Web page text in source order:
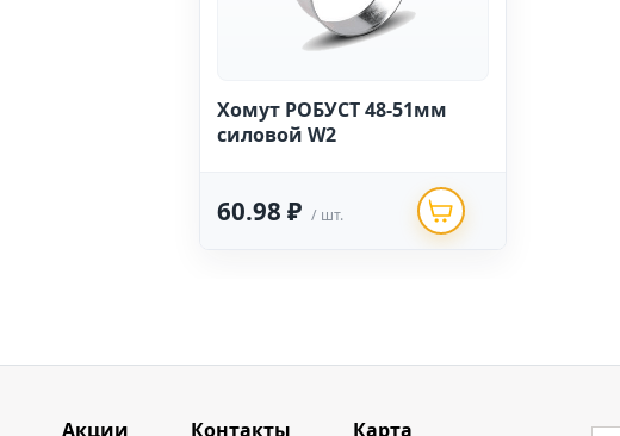
Хомут РОБУСТ 48-51мм
силовой W2
60.98 ₽ / шт.
Акции Контакты Карта